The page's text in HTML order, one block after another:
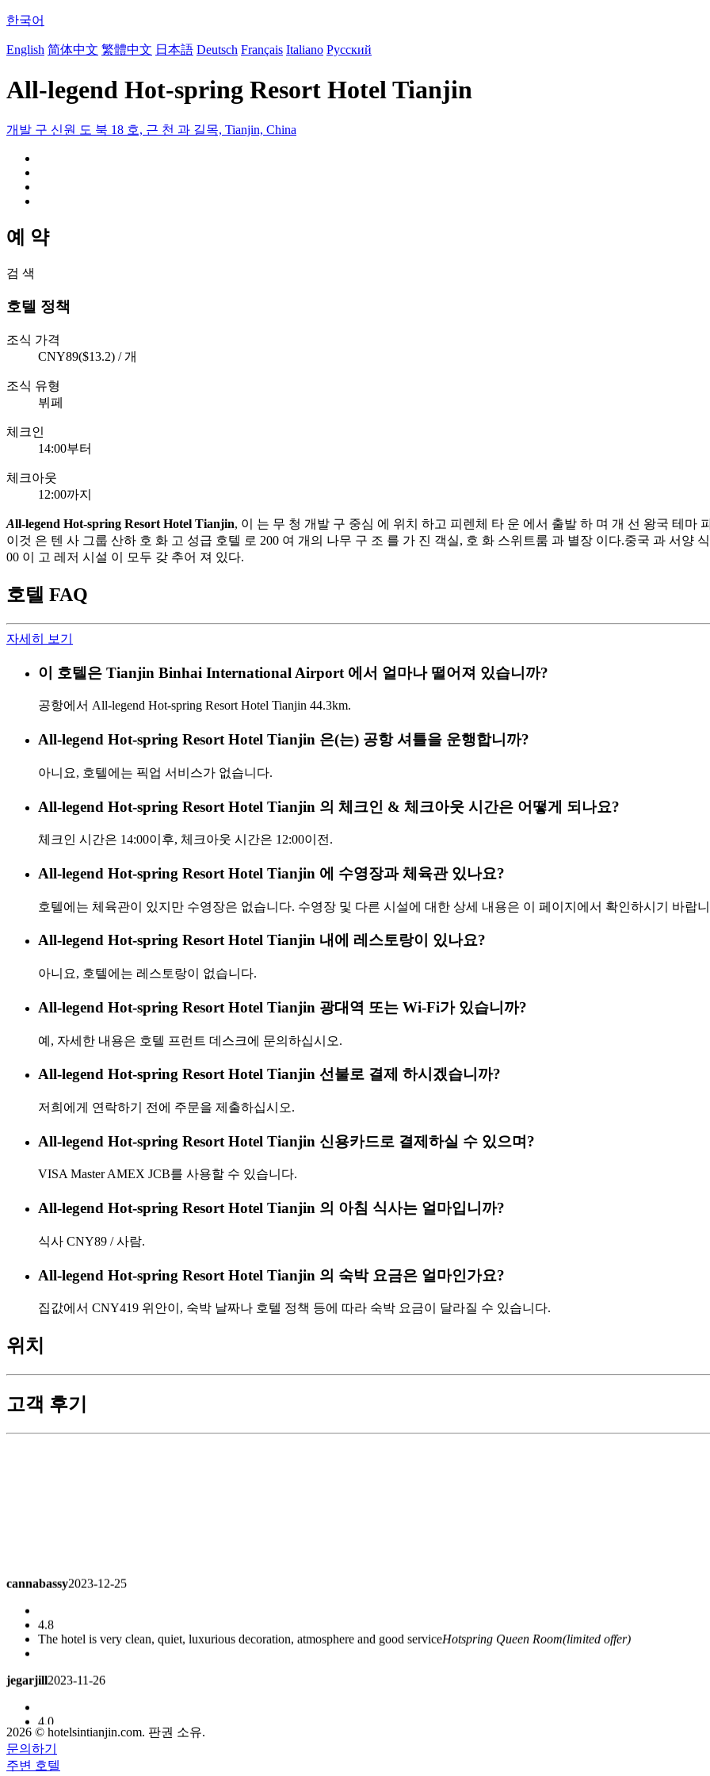
한국어
English 简体中文 繁體中文 日本語 Deutsch Français Italiano Русский
All-legend Hot-spring Resort Hotel Tianjin
개발 구 신원 도 북 18 호, 근 천 과 길목, Tianjin, China
예 약
검 색
호텔 정책
조식 가격
CNY89($13.2) / 개
조식 유형
뷔페
체크인
14:00부터
체크아웃
12:00까지
All-legend Hot-spring Resort Hotel Tianjin, 이 는 무 청 개발 구 중심 에 위치 하고 피렌체 타 운 에서 출발 하 며 개 선 왕국 테마
이것 은 텐 사 그룹 산하 호 화 고 성급 호텔 로 200 여 개의 나무 구 조 를 가 진 객실, 호 화 스위트룸 과 별장 이다.중국 과 서양
00 이 고 레저 시설 이 모두 갖 추어 져 있다.
호텔 FAQ
자세히 보기
이 호텔은 Tianjin Binhai International Airport 에서 얼마나 떨어져 있습니까?
공항에서 All-legend Hot-spring Resort Hotel Tianjin 44.3km.
All-legend Hot-spring Resort Hotel Tianjin 은(는) 공항 셔틀을 운행합니까?
아니요, 호텔에는 픽업 서비스가 없습니다.
All-legend Hot-spring Resort Hotel Tianjin 의 체크인 & 체크아웃 시간은 어떻게 되나요?
체크인 시간은 14:00이후, 체크아웃 시간은 12:00이전.
All-legend Hot-spring Resort Hotel Tianjin 에 수영장과 체육관 있나요?
호텔에는 체육관이 있지만 수영장은 없습니다. 수영장 및 다른 시설에 대한 상세 내용은 이 페이지에서 확인하시기 바랍
All-legend Hot-spring Resort Hotel Tianjin 내에 레스토랑이 있나요?
아니요, 호텔에는 레스토랑이 없습니다.
All-legend Hot-spring Resort Hotel Tianjin 광대역 또는 Wi-Fi가 있습니까?
예, 자세한 내용은 호텔 프런트 데스크에 문의하십시오.
All-legend Hot-spring Resort Hotel Tianjin 선불로 결제 하시겠습니까?
저희에게 연락하기 전에 주문을 제출하십시오.
All-legend Hot-spring Resort Hotel Tianjin 신용카드로 결제하실 수 있으며?
VISA Master AMEX JCB를 사용할 수 있습니다.
All-legend Hot-spring Resort Hotel Tianjin 의 아침 식사는 얼마입니까?
식사 CNY89 / 사람.
All-legend Hot-spring Resort Hotel Tianjin 의 숙박 요금은 얼마인가요?
집값에서 CNY419 위안이, 숙박 날짜나 호텔 정책 등에 따라 숙박 요금이 달라질 수 있습니다.
위치
고객 후기
The hotel is very clean, quiet, luxurious decoration, atmosphere and good service
Very good hotel, the location is too far away
cdy992072023-07-04
2026 © hotelsintianjin.com. 판권 소유.
문의하기
주변 호텔